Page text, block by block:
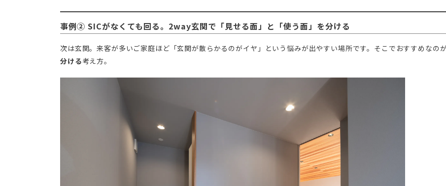
事例② SICがなくても回る。2way玄関で「見せる面」と「使う面」を分ける
次は玄関。来客が多いご家庭ほど「玄関が散らかるのがイヤ」という悩みが出やすい場所です。そこでおすすめなの
分ける考え方。